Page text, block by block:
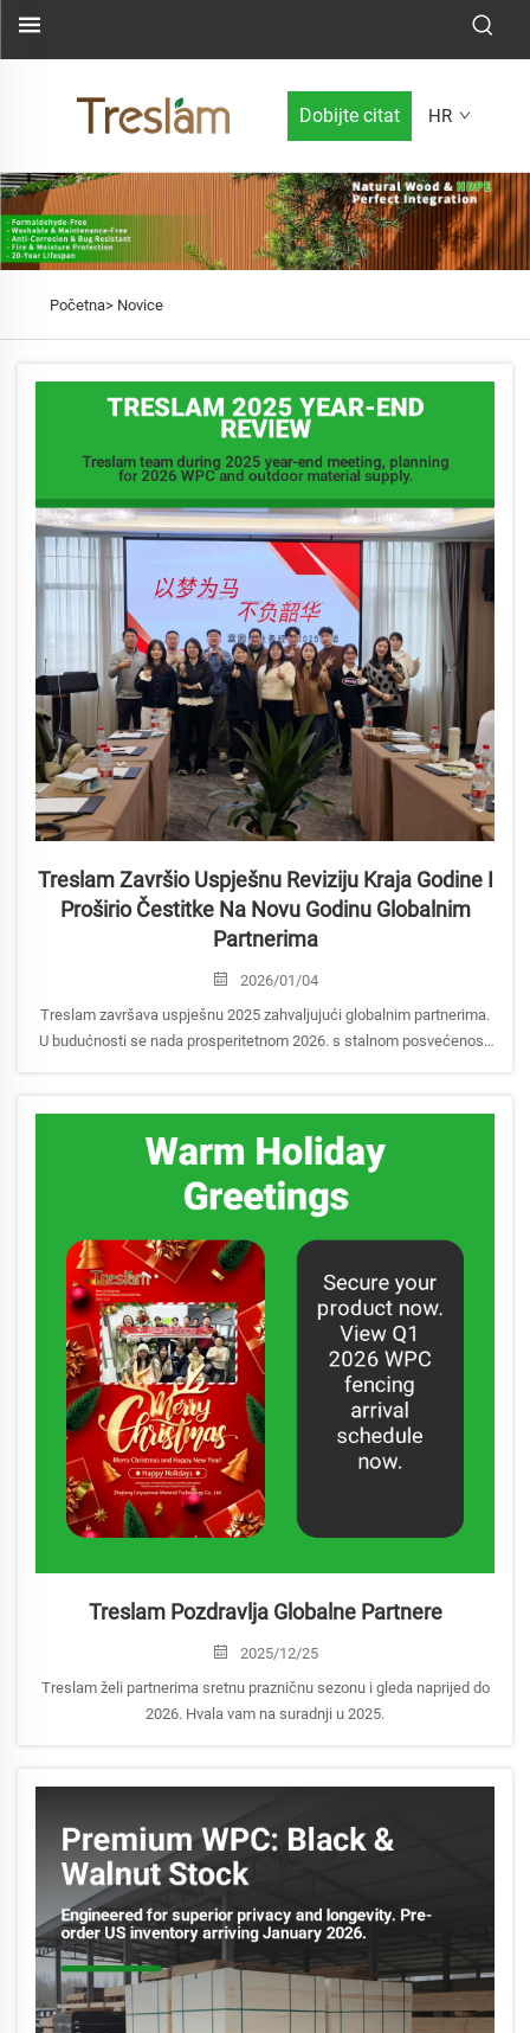
Dobijte citat HR
Početna> Novice
Treslam Završio Uspješnu Reviziju Kraja Godine I
Proširio Čestitke Na Novu Godinu Globalnim
Partnerima
2026/01/04
Treslam završava uspješnu 2025 zahvaljujući globalnim partnerima.
U budućnosti se nada prosperitetnom 2026. s stalnom posvećenosti
Treslam Pozdravlja Globalne Partnere
2025/12/25
Treslam želi partnerima sretnu prazničnu sezonu i gleda naprijed do
2026. Hvala vam na suradnji u 2025.